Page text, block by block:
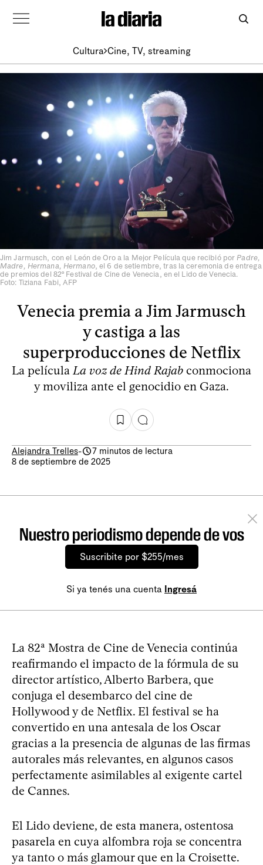
Cultura Cine, TV, streaming
Jim Jarmusch, con el León de Oro a la Mejor Película que recibió por Padre,
Madre, Hermana, Hermano, el 6 de setiembre, tras la ceremonia de entrega
de premios del 82º Festival de Cine de Venecia, en el Lido de Venecia.
Foto: Tiziana Fabi, AFP
Venecia premia a Jim Jarmusch
y castiga a las
superproducciones de Netflix
La película La voz de Hind Rajab conmociona
y moviliza ante el genocidio en Gaza.
Alejandra Trelles-
7 minutos de lectura
8 de septiembre de 2025
Nuestro periodismo depende de vos
Suscribite por $255/mes
Si ya tenés una cuenta Ingresá
La 82ª Mostra de Cine de Venecia continúa
reafirmando el impacto de la fórmula de su
director artístico, Alberto Barbera, que
conjuga el desembarco del cine de
Hollywood y de Netflix. El festival se ha
convertido en una antesala de los Oscar
gracias a la presencia de algunas de las firmas
autorales más relevantes, en algunos casos
perfectamente asimilables al exigente cartel
de Cannes.
El Lido deviene, de esta manera, ostentosa
pasarela en cuya alfombra roja se concentra
ya tanto o más glamour que en la Croisette.